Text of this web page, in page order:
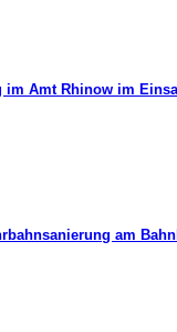
im Amt Rhinow im
am